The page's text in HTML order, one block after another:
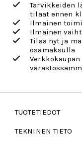
Tarvikkeiden
tilaat ennen
Ilmainen
Ilmainen
Tilaa nyt ja
osamaksulla
TUOTETIEDOT
TEKNINEN TIETO